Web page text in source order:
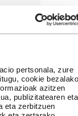
pertsonala, zure
cookie bezalako
azitzen
publizitatearen eta
eta zerbitzuen